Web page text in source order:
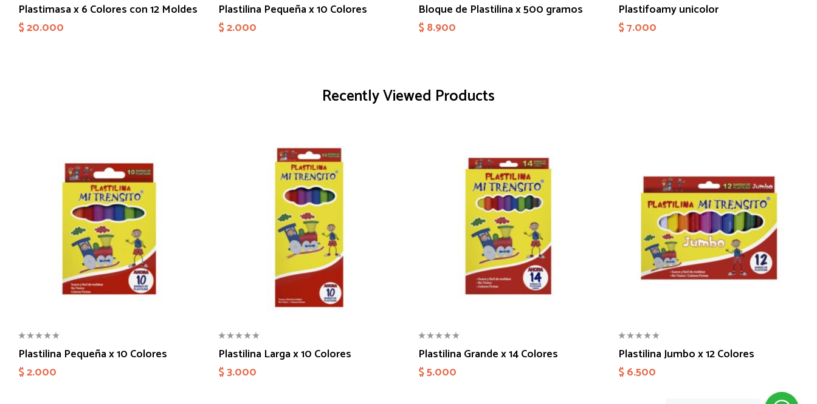
Plastimasa x 6 Colores con 12 Moldes
$20.000
Plastilina Pequeña x 10 Colores
$2.000
Bloque de Plastilina x 500 gramos
$8.900
Plastifoamy unicolor
$7.000
Recently Viewed Products
Plastilina Pequeña x 10 Colores
$2.000
Plastilina Larga x 10 Colores
$3.000
Plastilina Grande x 14 Colores
$5.000
Plastilina Jumbo x 12 Colores
$6.500